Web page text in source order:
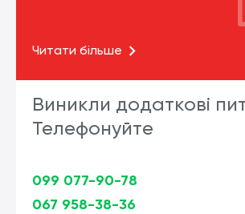
Читати більше
Виникли додаткові
Телефонуйте
099 077-90-78
067 958-38-36